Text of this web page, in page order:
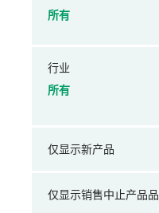
所有
行业
所有
仅显示新产品
仅显示销售中止产品品